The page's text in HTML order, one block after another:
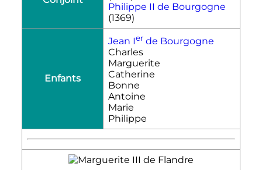
Philippe II de Bourgogne
(1369)
Enfants
Jean Ier de Bourgogne
Charles
Marguerite
Catherine
Bonne
Antoine
Marie
Philippe